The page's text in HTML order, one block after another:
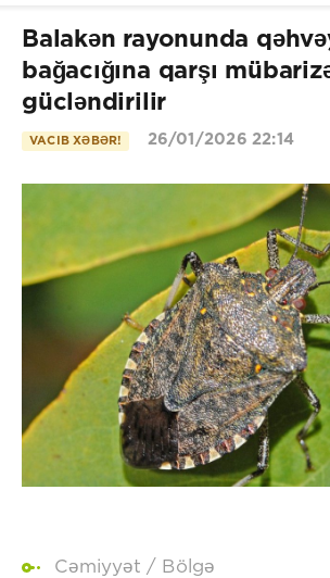
Balakən rayonunda
bağacığına qarşı
gücləndirilir
VACIB XƏBƏR! 26/01/2026 22:14
Cəmiyyət / Bölgə